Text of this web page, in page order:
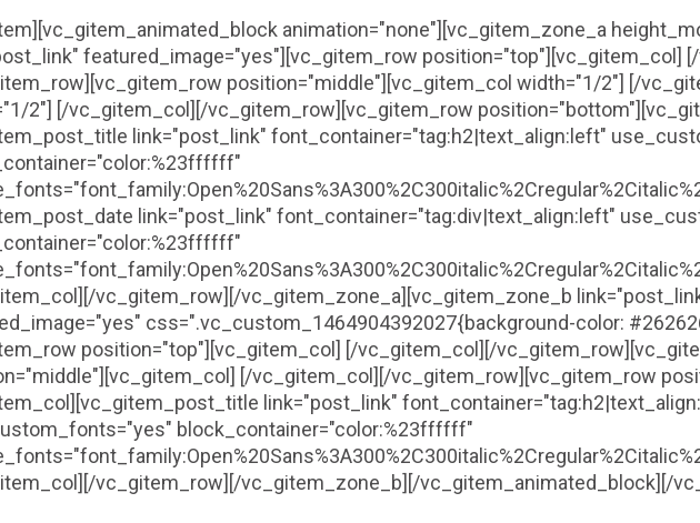
animation="none"][vc_gitem_zone_a
featured_image="yes"][vc_gitem_row position="top"][vc_gitem_col]
position="middle"][vc_gitem_col width="1/2"] [/
2"] [/vc_gitem_col][/vc_gitem_row][vc_gitem_row
link="post_link" font_container="tag:h2|text_align:left"
link="post_link" font_container="tag:div|text_align:left"
vc_gitem_row][/vc_gitem_zone_a][vc_gitem_zone_b
css=".vc_custom_1464904392027{background-color:
position="top"][vc_gitem_col] [/vc_gitem_col][/
[/vc_gitem_col][/vc_gitem_row][vc_gitem_row
link="post_link"
block_container="color:%23ffffff"
vc_gitem_row][/vc_gitem_zone_b][/vc_gitem_animated_block][/